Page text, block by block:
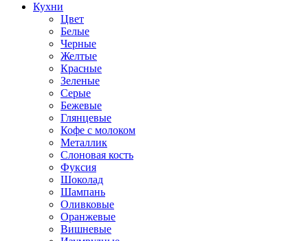
Кухни
Цвет
Белые
Черные
Желтые
Красные
Зеленые
Серые
Бежевые
Глянцевые
Кофе с молоком
Металлик
Слоновая кость
Фуксия
Шоколад
Шампань
Оливковые
Оранжевые
Вишневые